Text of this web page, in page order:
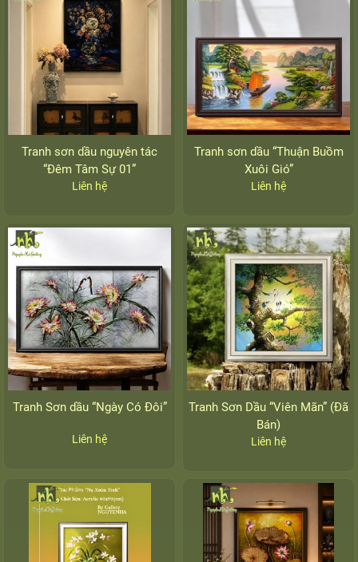
Tranh sơn dầu nguyên tác
“Đêm Tâm Sự 01”
Liên hệ
Tranh sơn dầu “Thuận Buồm
Xuôi Gió”
Liên hệ
Tranh Sơn dầu “Ngày Có Đôi”
Liên hệ
Tranh Sơn Dầu “Viên Mãn” (Đã
Bán)
Liên hệ